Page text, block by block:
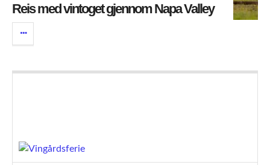
Reis med vintoget gjennom Napa Valley